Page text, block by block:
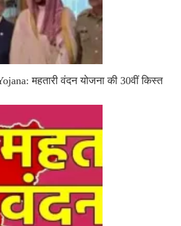
महतारी वंदन योजना की 30वीं किस्त